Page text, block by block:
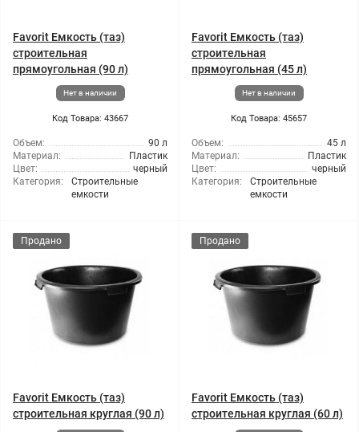
Favorit Емкость (таз)
строительная
прямоугольная (90 л)
Нет в наличии
Код Товара: 43667
Объем:
90 л
Материал:
Пластик
Цвет:
черный
Категория:
Строительные
емкости
Favorit Емкость (таз)
строительная
прямоугольная (45 л)
Нет в наличии
Код Товара: 45657
Объем:
45 л
Материал:
Пластик
Цвет:
черный
Категория:
Строительные
емкости
Продано
Favorit Емкость (таз)
строительная круглая (90 л)
Продано
Favorit Емкость (таз)
строительная круглая (60 л)